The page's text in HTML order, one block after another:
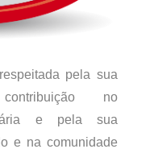
pela sua
no
e pela sua
e na comunidade